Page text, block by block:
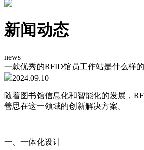
新闻动态
news
一款优秀的RFID馆员工作站是什么样
2024.09.10
随着图书馆信息化和智能化的发展，
善思在这一领域的创新解决方案。
一、一体化设计